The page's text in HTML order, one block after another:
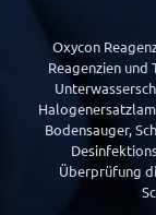
Oxycon
Reagenzien
Bodensauger,
Überprüfung